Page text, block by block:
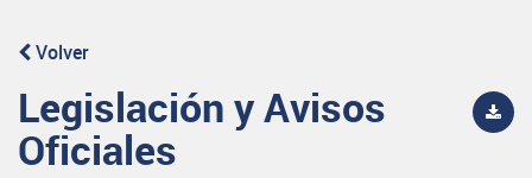
Volver
Legislación y Avisos
Oficiales